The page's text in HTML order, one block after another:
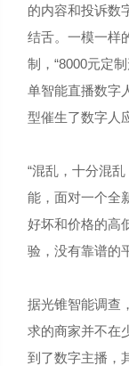
的内容和投诉数
结舌。一模一样
制，“8000元定
单智能直播数字
型催生了数字人
“混乱，十分混
能，面对一个全
好坏和价格的高
验，没有靠谱的
据光锥智能调查
求的商家并不在
到了数字主播，